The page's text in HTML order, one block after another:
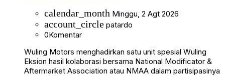
calendar_month Minggu, 2 Agt 2026
account_circle patardo
0Komentar
Wuling Motors menghadirkan satu unit spesial Wuling
Eksion hasil kolaborasi bersama National Modificator &
Aftermarket Association atau NMAA dalam partisipasinya